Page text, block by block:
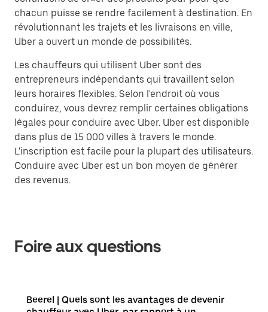
chacun puisse se rendre facilement à destination. En
révolutionnant les trajets et les livraisons en ville,
Uber a ouvert un monde de possibilités.
Les chauffeurs qui utilisent Uber sont des
entrepreneurs indépendants qui travaillent selon
leurs horaires flexibles. Selon l'endroit où vous
conduirez, vous devrez remplir certaines obligations
légales pour conduire avec Uber. Uber est disponible
dans plus de 15 000 villes à travers le monde.
L'inscription est facile pour la plupart des utilisateurs.
Conduire avec Uber est un bon moyen de générer
des revenus.
Foire aux questions
Beerel | Quels sont les avantages de devenir